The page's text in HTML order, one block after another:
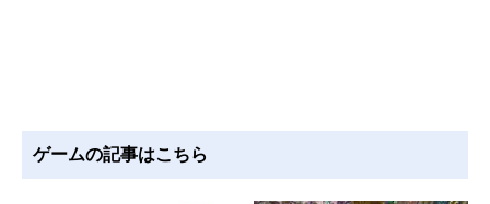
ゲームの記事はこちら